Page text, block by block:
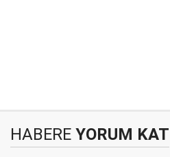
HABERE YORUM KAT